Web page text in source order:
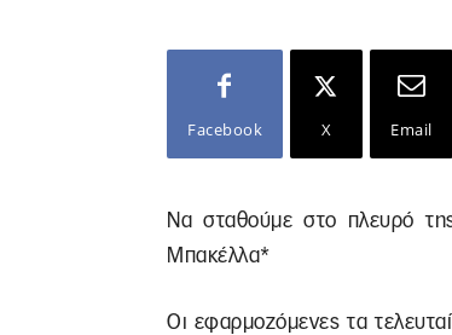
Facebook X Email
Να σταθούμε στο πλευρό της
Μπακέλλα*
Οι εφαρμοζόμενες τα